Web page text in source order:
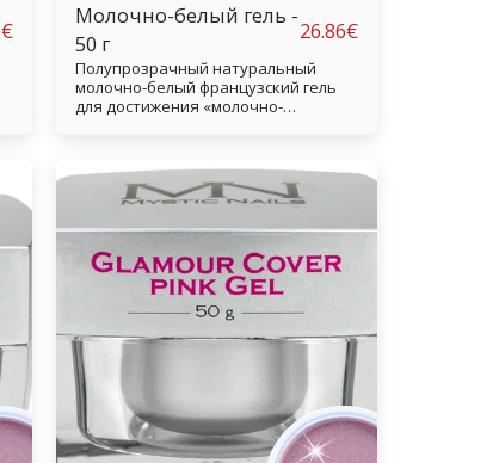
€
Молочно-белый гель -
50 г
26.86€
Полупрозрачный натуральный
молочно-белый французский гель
для достижения «молочно-
легкий молочно-белый оттенок.
Обеспечивает очень элегантный
вид. Благодаря своей консистенции
гель можно использовать и для
лепки.